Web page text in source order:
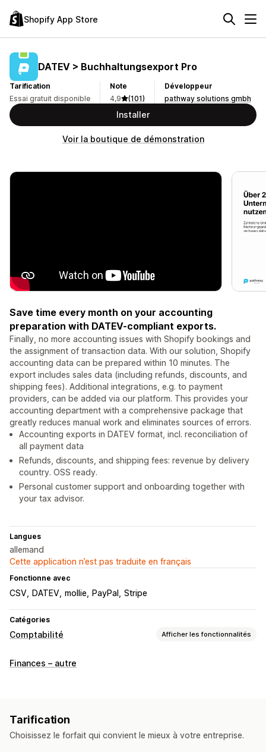
Shopify App Store
DATEV > Buchhaltungsexport Pro
Tarification
Essai gratuit disponible
Note
4,9
(101)
Développeur
pathway solutions gmbh
Installer
Voir la boutique de démonstration
Save time every month on your accounting
preparation with DATEV-compliant exports.
Finally, no more accounting issues with Shopify bookings and
the assignment of transaction data. With our solution, Shopify
accounting data can be prepared within 10 minutes. The
export includes sales data (including refunds, discounts, and
shipping fees). Additional integrations, e.g. to payment
providers, can be added via our platform. This provides your
accounting department with a comprehensive package that
greatly reduces manual work and eliminates sources of errors.
Accounting exports in DATEV format, incl. reconciliation of
all payment data
Refunds, discounts, and shipping fees: revenue by delivery
country. OSS ready.
Personal customer support and onboarding together with
your tax advisor.
Langues
allemand
Cette application n’est pas traduite en français
Fonctionne avec
CSV DATEV mollie PayPal Stripe
Catégories
Comptabilité Afficher les fonctionnalités
Rapports financiers
Opérations financières
Finances – autre
Tarification
Choisissez le forfait qui convient le mieux à votre entreprise.